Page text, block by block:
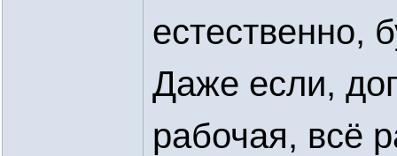
естественно,
Даже если,
рабочая, всё